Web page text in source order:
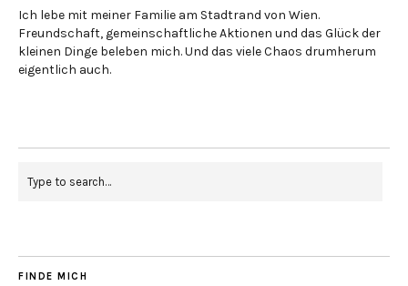
Ich lebe mit meiner Familie am Stadtrand von Wien.
Freundschaft, gemeinschaftliche Aktionen und das Glück der
kleinen Dinge beleben mich. Und das viele Chaos drumherum
eigentlich auch.
FINDE MICH